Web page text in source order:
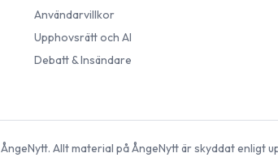
Användarvillkor
Upphovsrätt och AI
Debatt & Insändare
ÅngeNytt. Allt material påÅngeNyttär skyddat enligt